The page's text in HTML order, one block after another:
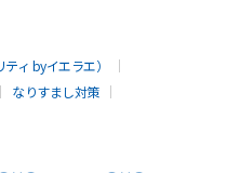
ィ byイエラエ）
なりすまし対策